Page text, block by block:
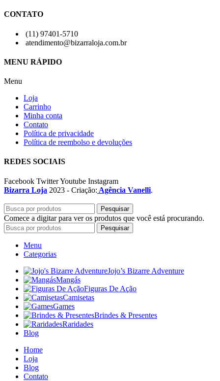
CONTATO
(11) 97401-5710
atendimento@bizarraloja.com.br
MENU RÁPIDO
Menu
Loja
Carrinho
Minha conta
Contato
Política de privacidade
Política de reembolso e devoluções
REDES SOCIAIS
Facebook TwitterYoutube Instagram
Bizarra Loja 2023 - Criação: Agência Vanelli.
Pesquisar
Comece a digitar para ver os produtos que você está procurando.
Pesquisar
Menu
Categorias
Jojo’s Bizarre Adventure
Mangás
Figuras De Ação
Camisetas
Games
Brindes & Presentes
Raridades
Blog
Home
Loja
Blog
Contato